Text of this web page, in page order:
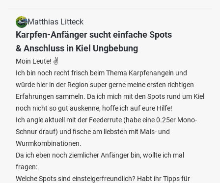
Matthias Litteck
Karpfen-Anfänger sucht einfache Spots
& Anschluss in Kiel Ungbebung
Moin Leute! ✌️
Ich bin noch recht frisch beim Thema Karpfenangeln und
würde hier in der Region super gerne meine ersten richtigen
Erfahrungen sammeln. Da ich mich mit den Spots rund um Kiel
noch nicht so gut auskenne, hoffe ich auf eure Hilfe!
Ich angle aktuell mit der Feederrute (habe eine 0.25er Mono-
Schnur drauf) und fische am liebsten mit Mais- und
Wurmkombinationen.
Da ich eben noch ziemlicher Anfänger bin, wollte ich mal
fragen:
Welche Spots sind einsteigerfreundlich? Habt ihr Tipps für